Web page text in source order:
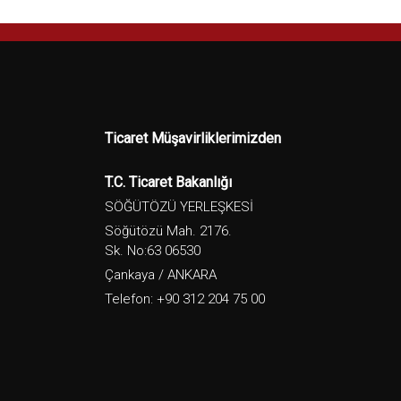
Ticaret Müşavirliklerimizden
T.C. Ticaret Bakanlığı
SÖĞÜTÖZÜ YERLEŞKESİ
Söğütözü Mah. 2176.
Sk. No:63 06530
Çankaya / ANKARA
Telefon: +90 312 204 75 00